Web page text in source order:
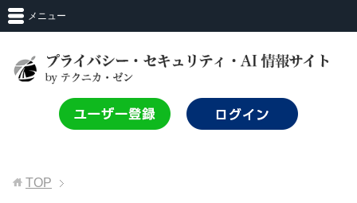
メニュー
TOP